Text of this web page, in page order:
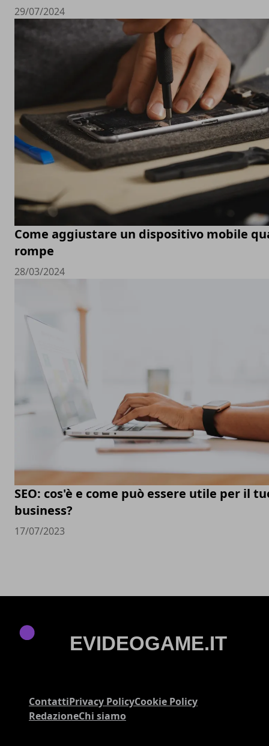
29/07/2024
Come aggiustare un dispositivo mobile
rompe
28/03/2024
SEO: cos'è e come può essere utile per il
business?
17/07/2023
ContattiPrivacy PolicyCookie Policy
RedazioneChi siamo